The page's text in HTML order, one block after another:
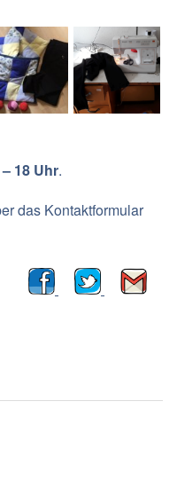
18 Uhr.
das Kontaktformular